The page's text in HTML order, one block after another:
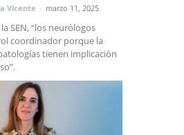
Vicente - marzo 11, 2025
SEN, “los neurólogos
coordinador porque la
tienen implicación